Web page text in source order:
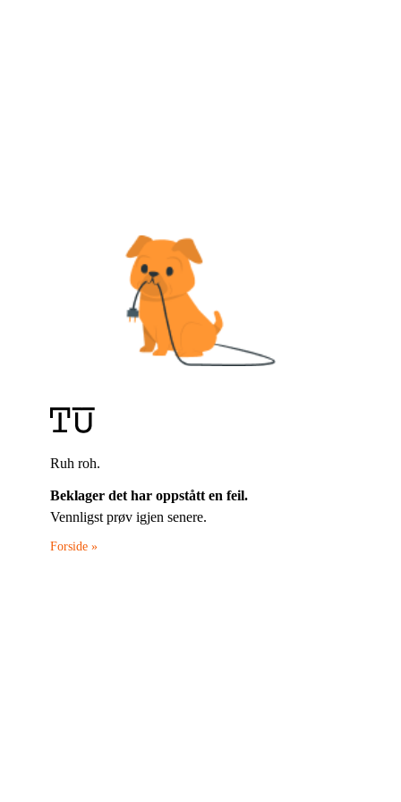
Ruh roh.
Beklager det har oppstått en feil.
Vennligst prøv igjen senere.
Forside »